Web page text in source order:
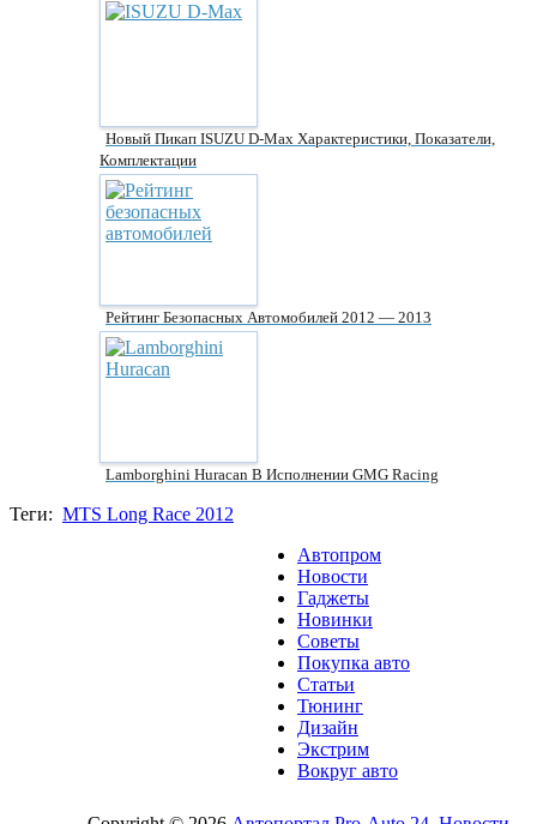
Новый Пикап ISUZU D-Max Характеристики, Показатели,
Комплектации
Рейтинг Безопасных Автомобилей 2012 — 2013
Lamborghini Huracan В Исполнении GMG Racing
Теги: MTS Long Race 2012
Автопром
Новости
Гаджеты
Новинки
Советы
Покупка авто
Статьи
Тюнинг
Дизайн
Экстрим
Вокруг авто